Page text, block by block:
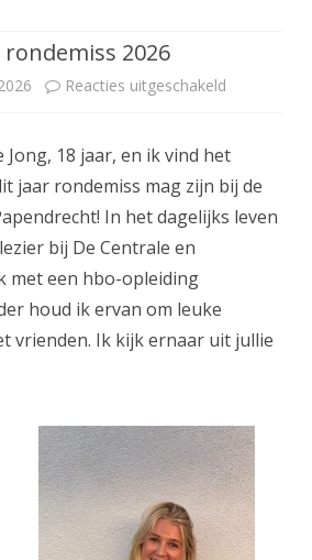
de
inhoud2026
Reacties uitgeschakeld
rondemiss
2026
18 jaar, en ik vind het
jaar rondemiss mag zijn bij de
In het dagelijks leven
bij De Centrale en
met een hbo-opleiding
houd ik ervan om leuke
vrienden. Ik kijk ernaar uit jullie